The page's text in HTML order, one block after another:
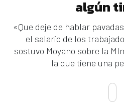
algún
«Que deje de hablar
el salario de los
sostuvo Moyano sobre la
la que tiene una